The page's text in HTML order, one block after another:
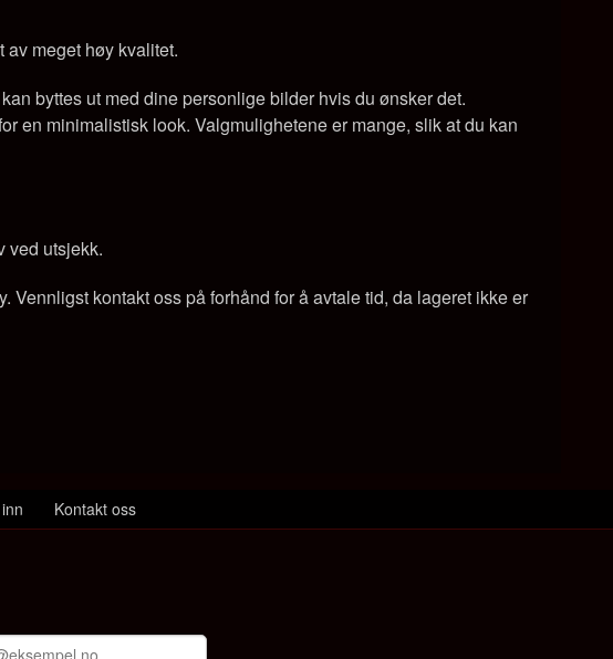
meget høy kvalitet.
byttes ut med dine personlige bilder hvis du ønsker det.
en minimalistisk look. Valgmulighetene er mange, slik at du kan
ved utsjekk.
kontakt oss på forhånd for å avtale tid, da lageret ikke er
Kontakt oss